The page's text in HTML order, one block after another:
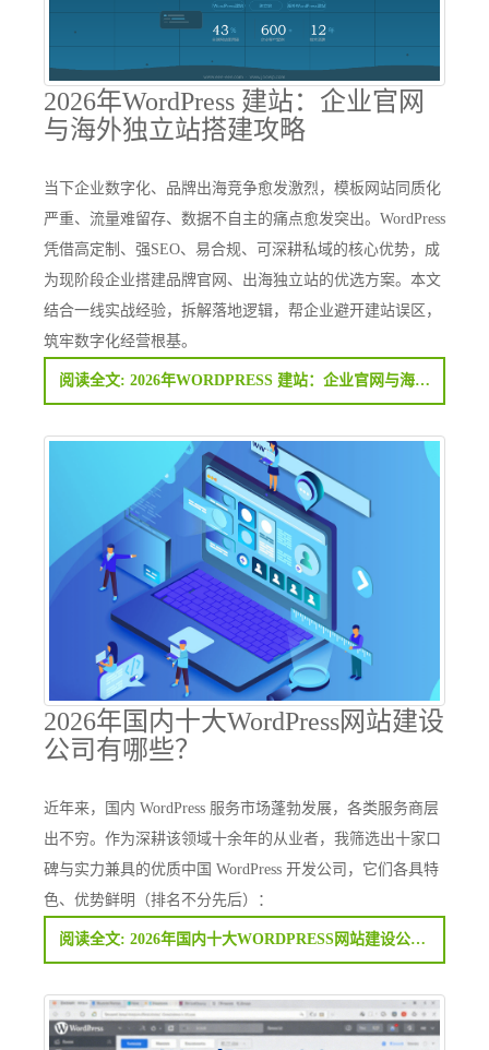
2026年WordPress 建站：企业官网
与海外独立站搭建攻略
当下企业数字化、品牌出海竞争愈发激烈，模板网站同质化
严重、流量难留存、数据不自主的痛点愈发突出。WordPress
凭借高定制、强SEO、易合规、可深耕私域的核心优势，成
为现阶段企业搭建品牌官网、出海独立站的优选方案。本文
结合一线实战经验，拆解落地逻辑，帮企业避开建站误区，
筑牢数字化经营根基。
阅读全文: 2026年WORDPRESS 建站：企业官网与海外独立站搭建攻略
2026年国内十大WordPress网站建设
公司有哪些？
近年来，国内 WordPress 服务市场蓬勃发展，各类服务商层
出不穷。作为深耕该领域十余年的从业者，我筛选出十家口
碑与实力兼具的优质中国 WordPress 开发公司，它们各具特
色、优势鲜明（排名不分先后）：
阅读全文: 2026年国内十大WORDPRESS网站建设公司有哪些？